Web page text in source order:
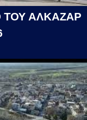
ΤΟΥ ΑΛΚΑΖΑΡ